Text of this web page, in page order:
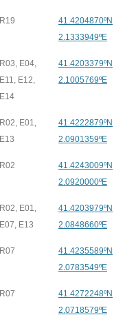
R19
41.4204870ºN
2.1333949ºE
R03, E04,
E11, E12,
E14
41.4203379ºN
2.1005769ºE
R02, E01,
E13
41.4222879ºN
2.0901359ºE
R02
41.4243009ºN
2.0920000ºE
R02, E01,
E07, E13
41.4203979ºN
2.0848660ºE
R07
41.4235589ºN
2.0783549ºE
R07
41.4272248ºN
2.0718579ºE